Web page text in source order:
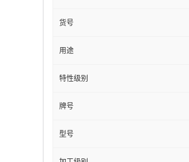
货号
用途
特性级别
牌号
型号